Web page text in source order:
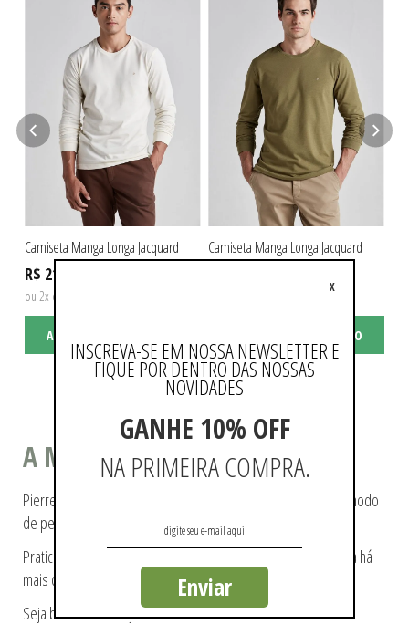
Camiseta Manga Longa Jacquard
R$ 219,90
ou 2x de R$ 109,95 sem juros
ADICIONAR AO CARRINHO
Camiseta Manga Longa Jacquard
ou 2x de R$ 109,95 sem juros
ADICIONAR AO CARRINHO
A MODA COMO ESTILO DE VIDA
Pierre Cardin ajudou a tecer a história da moda, pioneiro no modo
de pensá-la e de reproduzi-la.
Praticidade e modernidade fazem parte da essência da marca há
mais de 60 anos.
Seja bem-vindo a loja oficial Pierre Cardin no Brasil.
INSCREVA-SE EM NOSSA NEWSLETTER E
FIQUE POR DENTRO DAS NOSSAS
NOVIDADES
GANHE 10% OFF
NA PRIMEIRA COMPRA.
Enviar
X